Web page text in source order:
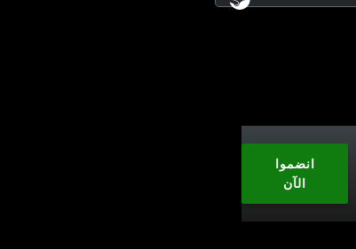
انضموا
الآن